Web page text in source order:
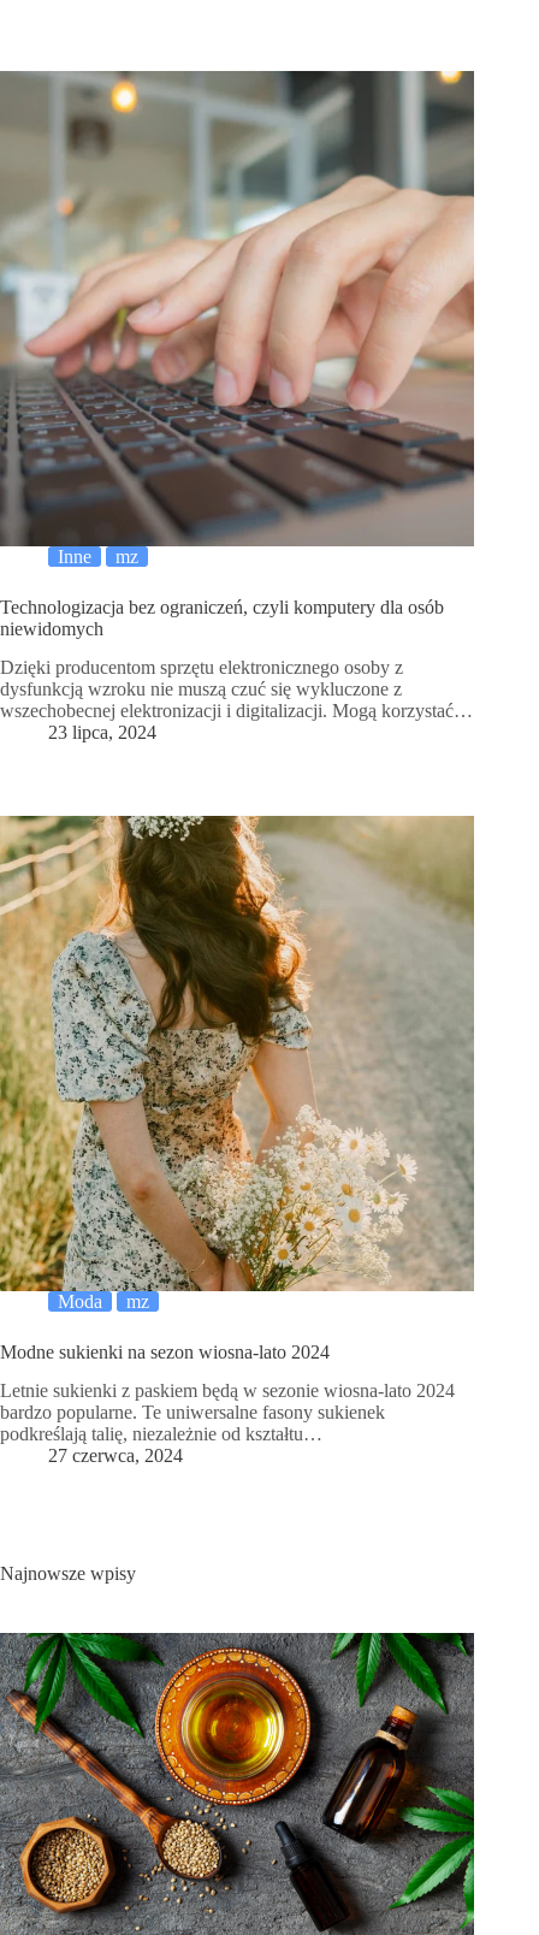
Inne mz
Technologizacja bez ograniczeń, czyli komputery dla osób
niewidomych
Dzięki producentom sprzętu elektronicznego osoby z
dysfunkcją wzroku nie muszą czuć się wykluczone z
wszechobecnej elektronizacji i digitalizacji. Mogą korzystać…
23 lipca, 2024
Moda mz
Modne sukienki na sezon wiosna-lato 2024
Letnie sukienki z paskiem będą w sezonie wiosna-lato 2024
bardzo popularne. Te uniwersalne fasony sukienek
podkreślają talię, niezależnie od kształtu…
27 czerwca, 2024
Najnowsze wpisy